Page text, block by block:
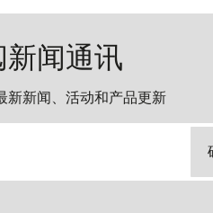
闻通讯
新新闻、活动和产品更新